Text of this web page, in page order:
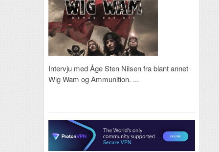
Intervju med Åge Sten Nilsen fra blant annet
Wig Wam og Ammunition. ...